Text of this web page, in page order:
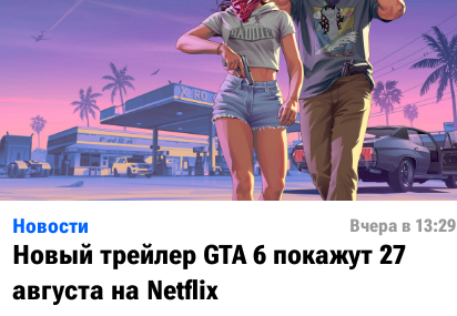
Новости Вчера в 13:29
Новый трейлер GTA 6 покажут 27
августа на Netflix